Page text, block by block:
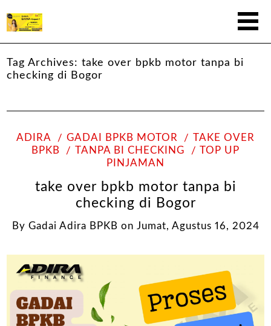
Tag Archives:take over bpkb motor tanpa bi
checking di Bogor
ADIRA GADAI BPKB MOTOR
TAKE OVER
BPKB
TANPA BI CHECKING
TOP UP
PINJAMAN
take over bpkb motor tanpa bi
checking di Bogor
By Gadai Adira BPKB on Jumat, Agustus 16, 2024